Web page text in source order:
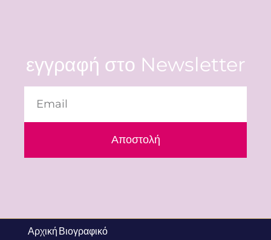
εγγραφή στο Newsletter
Αποστολή
Αρχική Βιογραφικό